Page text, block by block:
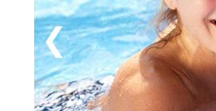
En sommerferie i Veneto byder
buon viaggio- rigtig god rejse!